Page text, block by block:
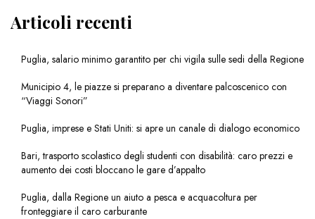
Articoli recenti
Puglia, salario minimo garantito per chi vigila sulle sedi della Regione
Municipio 4, le piazze si preparano a diventare palcoscenico con
“Viaggi Sonori”
Puglia, imprese e Stati Uniti: si apre un canale di dialogo economico
Bari, trasporto scolastico degli studenti con disabilità: caro prezzi e
aumento dei costi bloccano le gare d’appalto
Puglia, dalla Regione un aiuto a pesca e acquacoltura per
fronteggiare il caro carburante